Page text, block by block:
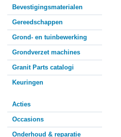
Bevestigingsmaterialen
Gereedschappen
Grond- en tuinbewerking
Grondverzet machines
Granit Parts catalogi
Keuringen
Acties
Occasions
Onderhoud & reparatie